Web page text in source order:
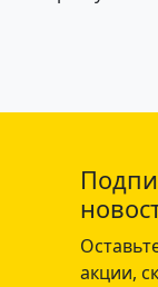
акции,